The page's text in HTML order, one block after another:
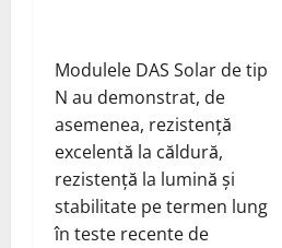
Modulele DAS Solar de tip
N au demonstrat, de
asemenea, rezistență
excelentă la căldură,
rezistență la lumină și
stabilitate pe termen lung
în teste recente de